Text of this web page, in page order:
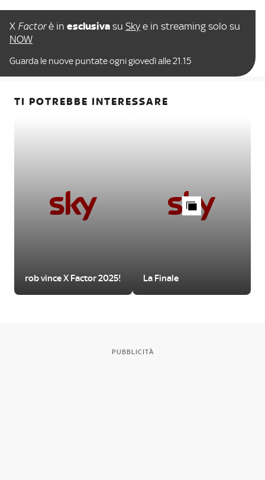
X Factorè in esclusiva su Sky e in streaming solo su
NOW
Guarda le nuove puntate ogni giovedì alle 21.15
TI POTREBBE INTERESSARE
rob vince X Factor 2025! La Finale
PUBBLICITÀ